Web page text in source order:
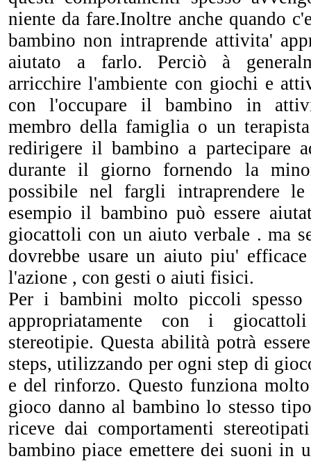
niente da fare.Inoltre anche quando
bambino non intraprende attivita'
aiutato a farlo. Perciò à
arricchire l'ambiente con giochi e
con l'occupare il bambino in
membro della famiglia o un
redirigere il bambino a partecipare
durante il giorno fornendo la
possibile nel fargli intraprendere
esempio il bambino può essere
giocattoli con un aiuto verbale . ma
dovrebbe usare un aiuto piu'
l'azione , con gesti o aiuti fisici.
Per i bambini molto piccoli spesso
appropriatamente con i
stereotipie. Questa abilità potrà
steps, utilizzando per ogni step di
e del rinforzo. Questo funziona
gioco danno al bambino lo stesso
riceve dai comportamenti
bambino piace emettere dei suoni in